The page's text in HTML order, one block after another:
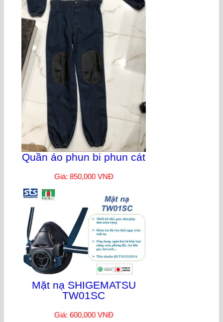
Quần áo phun bi phun cát
Giá: 850,000 VNĐ
Mặt nạ SHIGEMATSU
TW01SC
Giá: 600,000 VNĐ